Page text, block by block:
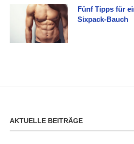
Fünf Tipps für
Sixpack-Bauch
AKTUELLE BEITRÄGE